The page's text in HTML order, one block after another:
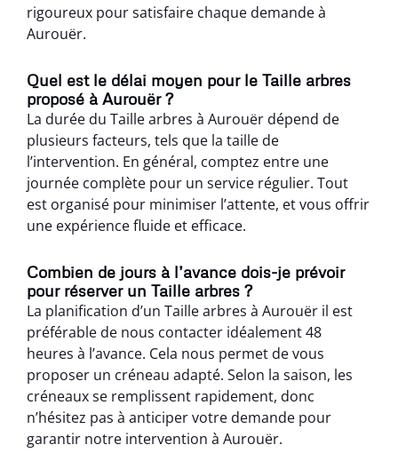
rigoureux pour satisfaire chaque demande à
Aurouër.
Quel est le délai moyen pour le Taille arbres
proposé à Aurouër ?
La durée du Taille arbres à Aurouër dépend de
plusieurs facteurs, tels que la taille de
l’intervention. En général, comptez entre une
journée complète pour un service régulier. Tout
est organisé pour minimiser l’attente, et vous offrir
une expérience fluide et efficace.
Combien de jours à l’avance dois-je prévoir
pour réserver un Taille arbres ?
La planification d’un Taille arbres à Aurouër il est
préférable de nous contacter idéalement 48
heures à l’avance. Cela nous permet de vous
proposer un créneau adapté. Selon la saison, les
créneaux se remplissent rapidement, donc
n’hésitez pas à anticiper votre demande pour
garantir notre intervention à Aurouër.